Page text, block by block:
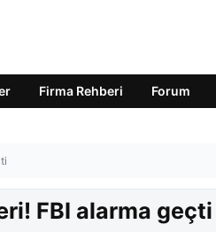
Firma Rehberi Forum
FBI alarma geçti